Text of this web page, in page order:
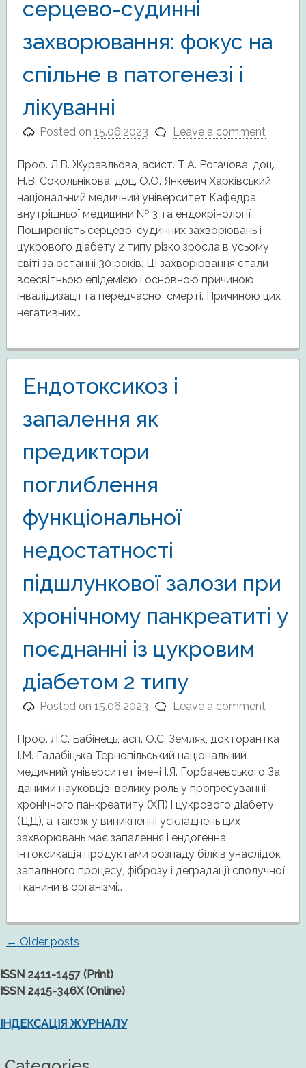
серцево-судинні
захворювання: фокус на
спільне в патогенезі і
лікуванні
Posted on15.06.2023 Leave a comment
Проф. Л.В. Журавльова, асист. Т.А. Рогачова, доц.
Н.В. Сокольнікова, доц. О.О. Янкевич Харківський
національний медичний університет Кафедра
внутрішньої медицини № 3 та ендокрінології
Поширеність серцево-судинних захворювань і
цукрового діабету 2 типу різко зросла в усьому
світі за останні 30 років. Ці захворювання стали
всесвітньою епідемією і основною причиною
інвалідизації та передчасної смерті. Причиною цих
негативних…
Ендотоксикоз і
запалення як
предиктори
поглиблення
функціональної
недостатності
підшлункової залози при
хронічному панкреатиті у
поєднанні із цукровим
діабетом 2 типу
Posted on15.06.2023 Leave a comment
Проф. Л.С. Бабінець, асп. О.С. Земляк, докторантка
І.М. Галабіцька Тернопільський національний
медичний університет імені І.Я. Горбачевського За
даними науковців, велику роль у прогресуванні
хронічного панкреатиту (ХП) і цукрового діабету
(ЦД), а також у виникненні ускладнень цих
захворювань має запалення і ендогенна
інтоксикація продуктами розпаду білків унаслідок
запального процесу, фіброзу і деградації сполучної
тканини в організмі…
Posts
navigation
← Older posts
ISSN 2411-1457 (Print)
ISSN 2415-346X (Online)
ІНДЕКСАЦІЯ ЖУРНАЛУ